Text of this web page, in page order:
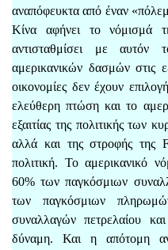
αναπόφευκτα από έναν
Κίνα αφήνει το νόμισμά
αντισταθμίσει με αυτόν
αμερικανικών δασμών στις
οικονομίες δεν έχουν
ελεύθερη πτώση και το
εξαιτίας της πολιτικής των
αλλά και της στροφής της
πολιτική. Το αμερικανικό
60% των παγκόσμιων
των παγκόσμιων
συναλλαγών πετρελαίου
δύναμη. Και η απότομη